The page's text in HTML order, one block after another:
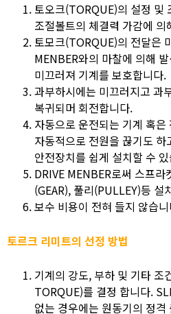
토오크(TORQUE)의 설정 및
조절볼트의 체결력 가감에
토모크(TORQUE)의 전달은
MENBER와의 마찰에 의해
미끄러져 기계를 보호합니다.
과부하시에는 미끄러지고 과
복귀되머 회전합니다.
자동으로 운전되는 기계 혹
자동적으로 전원을 끊기도
안전장치를 쉽게 설치할 수
DRIVE MENBER로써 스프라
(GEAR), 풀리(PULLEY)등 설
보수 비용이 전혀 들지 않습
토르크 리미트의 선정 방법
기계의 강도, 부하 및 기타 조
TORQUE)를 결정 합니다.
없는 경우에는 원동기의 정격